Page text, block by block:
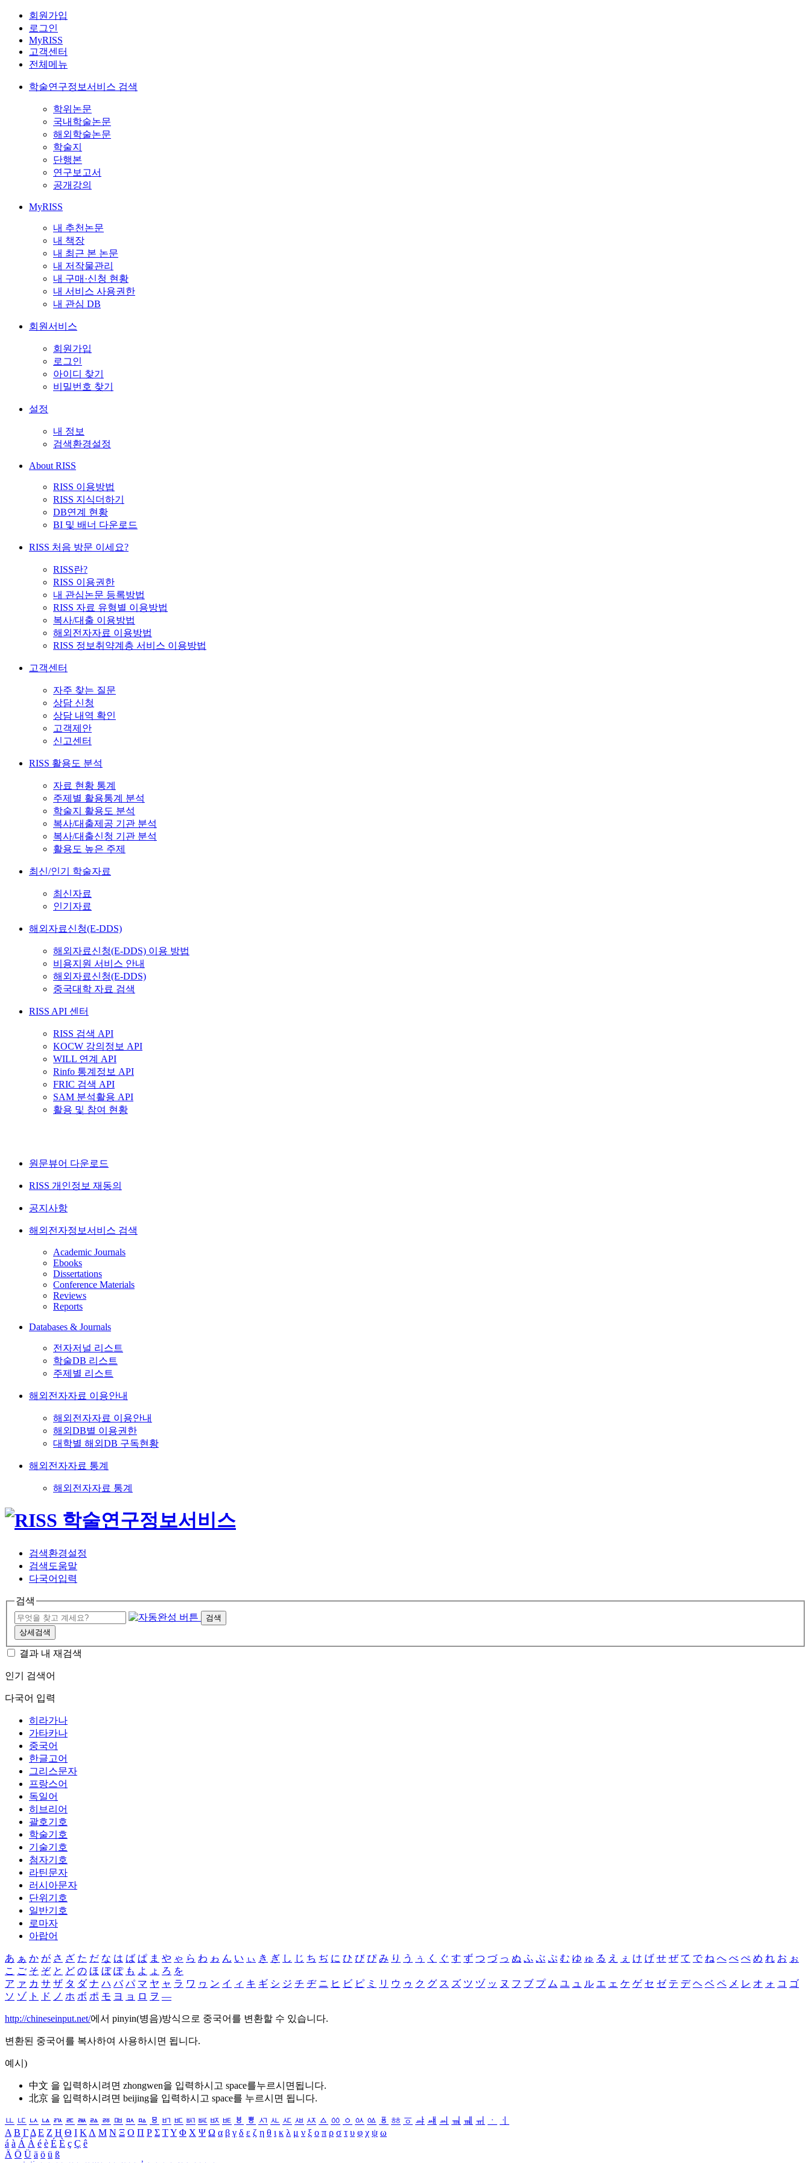
회원가입
로그인
MyRISS
고객센터
전체메뉴
학술연구정보서비스 검색
학위논문
국내학술논문
해외학술논문
학술지
단행본
연구보고서
공개강의
MyRISS
내 추천논문
내 책장
내 최근 본 논문
내 저작물관리
내 구매·신청 현황
내 서비스 사용권한
내 관심 DB
회원서비스
회원가입
로그인
아이디 찾기
비밀번호 찾기
설정
내 정보
검색환경설정
About RISS
RISS 이용방법
RISS 지식더하기
DB연계 현황
BI 및 배너 다운로드
RISS 처음 방문 이세요?
RISS란?
RISS 이용권한
내 관심논문 등록방법
RISS 자료 유형별 이용방법
복사/대출 이용방법
해외전자자료 이용방법
RISS 정보취약계층 서비스 이용방법
고객센터
자주 찾는 질문
상담 신청
상담 내역 확인
고객제안
신고센터
RISS 활용도 분석
자료 현황 통계
주제별 활용통계 분석
학술지 활용도 분석
복사/대출제공 기관 분석
복사/대출신청 기관 분석
활용도 높은 주제
최신/인기 학술자료
최신자료
인기자료
해외자료신청(E-DDS)
해외자료신청(E-DDS) 이용 방법
비용지원 서비스 안내
해외자료신청(E-DDS)
중국대학 자료 검색
RISS API 센터
RISS 검색 API
KOCW 강의정보 API
WILL 연계 API
Rinfo 통계정보 API
FRIC 검색 API
SAM 분석활용 API
활용 및 참여 현황
원문뷰어 다운로드
RISS 개인정보 재동의
공지사항
해외전자정보서비스 검색
Academic Journals
Ebooks
Dissertations
Conference Materials
Reviews
Reports
Databases & Journals
전자저널 리스트
학술DB 리스트
주제별 리스트
해외전자자료 이용안내
해외전자자료 이용안내
해외DB별 이용권한
대학별 해외DB 구독현황
해외전자자료 통계
해외전자자료 통계
검색환경설정
검색도움말
다국어입력
검색
검색
상세검색
결과 내 재검색
인기 검색어
다국어 입력
히라가나
가타카나
중국어
한글고어
그리스문자
프랑스어
독일어
히브리어
괄호기호
학술기호
기술기호
첨자기호
라틴문자
러시아문자
단위기호
일반기호
로마자
아랍어
あ ぁ か が さ ざ た だ な は ば ぱ ま や ゃ ら わ ゎ ん い ぃ き ぎ し じ ち ぢ に ひ び ぴ み り う ぅ く ぐ す ず つ づ っ ぬ ふ ぶ ぷ む ゆ ゅ る え ぇ け げ せ ぜ て で ね へ べ ぺ め れ お ぉ
こ ご そ ぞ と ど の ほ ぼ ぽ も よ ょ ろ を
ア ァ カ サ ザ タ ダ ナ ハ バ パ マ ヤ ャ ラ ワ ヮ ン イ ィ キ ギ シ ジ チ ヂ ニ ヒ ビ ピ ミ リ ウ ゥ ク グ ス ズ ツ ヅ ッ ヌ フ ブ プ ム ユ ュ ル エ ェ ケ ゲ セ ゼ テ デ ヘ ベ ペ メ レ オ ォ コ ゴ
ソ ゾ ト ド ノ ホ ボ ポ モ ヨ ョ ロ ヲ ―
http://chineseinput.net/에서 pinyin(병음)방식으로 중국어를 변환할 수 있습니다.
변환된 중국어를 복사하여 사용하시면 됩니다.
예시)
中文 을 입력하시려면 zhongwen을 입력하시고 space를누르시면됩니다.
北京 을 입력하시려면 beijing을 입력하시고 space를 누르시면 됩니다.
ㅥ ㅦ ㅧ ㅨ ㅩ ㅪ ㅫ ㅬ ㅭ ㅮ ㅯ ㅰ ㅱ ㅲ ㅳ ㅴ ㅵ ㅶ ㅷ ㅸ ㅹ ㅺ ㅻ ㅼ ㅽ ㅾ ㅿ ㆀ ㆁ ㆂ ㆃ ㆄ ㆅ ㆆ ㆇ ㆈ ㆉ ㆊ ㆋ ㆌ ㆍ
ㆎ
Α Β ΓΔ Ε Ζ Η Θ Ι ΚΛ Μ Ν Ξ Ο Π Ρ Σ ΤΥ Φ Χ Ψ Ω α β γ δ ε ζ η θ ι κ λ μ ν ξ ο π ρ σ τ υ φ χ ψ ω
á à Á À é è É È ç Ç ê
Ä Ö Ü ä ö ü ß